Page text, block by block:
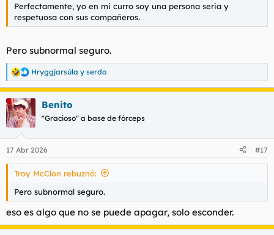
Perfectamente, yo en mi curro soy una persona seria y
respetuosa con sus compañeros.
Pero subnormal seguro.
R
e
a
c
c
i
e
s
Hryggjarsúla y serdo
Benito
"Gracioso" a base de fórceps
17 Abr 2026 #17
Troy McClon rebuznó:
Pero subnormal seguro.
eso es algo que no se puede apagar, solo esconder.